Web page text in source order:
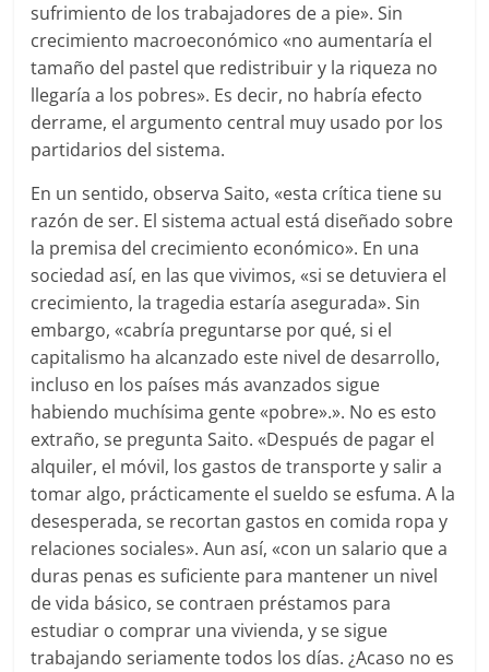
sufrimiento de los trabajadores de a pie». Sin
crecimiento macroeconómico «no aumentaría el
tamaño del pastel que redistribuir y la riqueza no
llegaría a los pobres». Es decir, no habría efecto
derrame, el argumento central muy usado por los
partidarios del sistema.
En un sentido, observa Saito, «esta crítica tiene su
razón de ser. El sistema actual está diseñado sobre
la premisa del crecimiento económico». En una
sociedad así, en las que vivimos, «si se detuviera el
crecimiento, la tragedia estaría asegurada». Sin
embargo, «cabría preguntarse por qué, si el
capitalismo ha alcanzado este nivel de desarrollo,
incluso en los países más avanzados sigue
habiendo muchísima gente «pobre».». No es esto
extraño, se pregunta Saito. «Después de pagar el
alquiler, el móvil, los gastos de transporte y salir a
tomar algo, prácticamente el sueldo se esfuma. A la
desesperada, se recortan gastos en comida ropa y
relaciones sociales». Aun así, «con un salario que a
duras penas es suficiente para mantener un nivel
de vida básico, se contraen préstamos para
estudiar o comprar una vivienda, y se sigue
trabajando seriamente todos los días. ¿Acaso no es